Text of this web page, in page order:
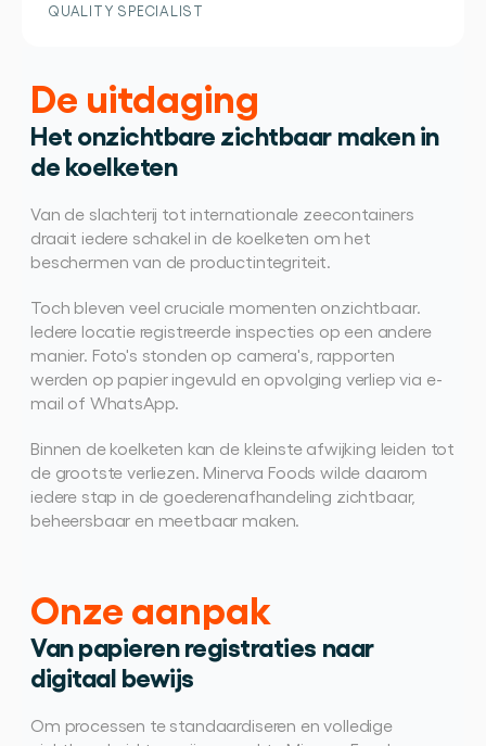
QUALITY SPECIALIST
De uitdaging
Het onzichtbare zichtbaar maken in
de koelketen
Van de slachterij tot internationale zeecontainers
draait iedere schakel in de koelketen om het
beschermen van de productintegriteit.
Toch bleven veel cruciale momenten onzichtbaar.
Iedere locatie registreerde inspecties op een andere
manier. Foto's stonden op camera's, rapporten
werden op papier ingevuld en opvolging verliep via e-
mail of WhatsApp.
Binnen de koelketen kan de kleinste afwijking leiden tot
de grootste verliezen. Minerva Foods wilde daarom
iedere stap in de goederenafhandeling zichtbaar,
beheersbaar en meetbaar maken.
Onze aanpak
Van papieren registraties naar
digitaal bewijs
Om processen te standaardiseren en volledige